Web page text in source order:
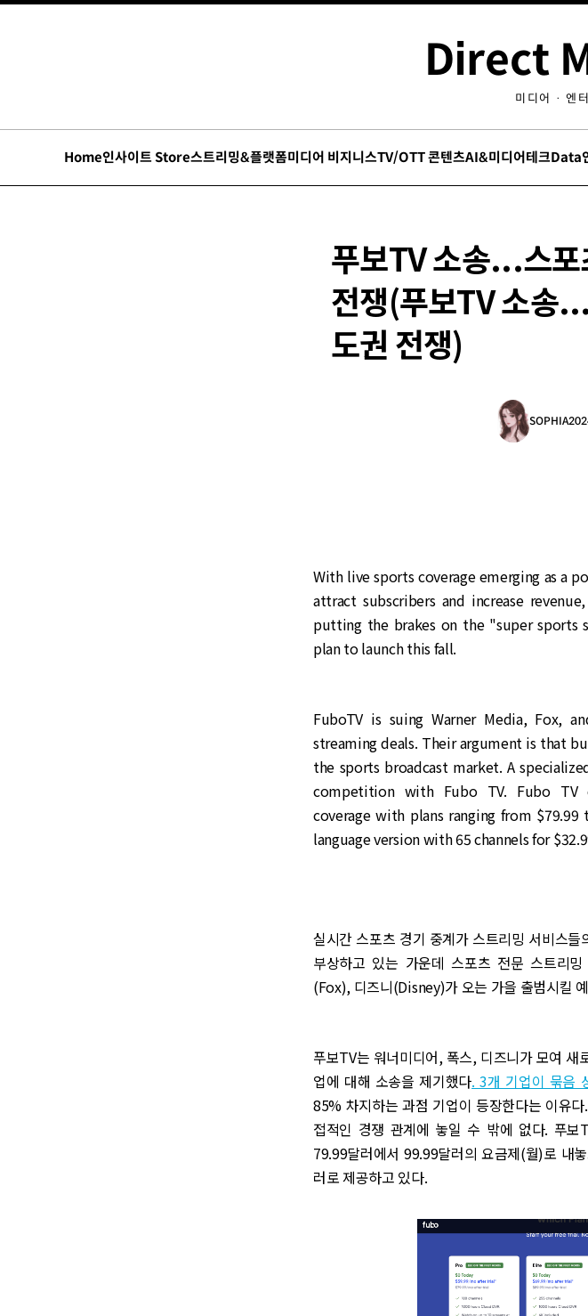
Direct
미디어 · 엔
Home인사이트 Store스트리밍&플랫폼미디어 비지니스TV/OTT 콘텐츠AI&미디어테크Data
푸보TV 소송...스
전쟁(푸보TV 소송
도권 전쟁)
SOPHIA
With live sports coverage emerging as a
attract subscribers and increase
putting the brakes on the "super sports
plan to launch this fall.
FuboTV is suing Warner Media, Fox,
streaming deals. Their argument is that
the sports broadcast market. A
competition with Fubo TV. Fubo TV
coverage with plans ranging from
language version with 65 channels for
실시간 스포츠 경기 중계가 스트리밍 서비스
부상하고 있는 가운데 스포츠 전문 스트리
(Fox), 디즈니(Disney)가 오는 가을 출범시킬
푸보TV는 워너미디어, 폭스, 디즈니가 모여 새
업에 대해 소송을 제기했다. 3개 기업이 묶음
85% 차지하는 과점 기업이 등장한다는 이유
접적인 경쟁 관계에 놓일 수 밖에 없다. 푸
79.99달러에서 99.99달러의 요금제(월)로 내
러로 제공하고 있다.